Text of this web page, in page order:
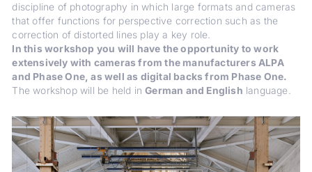
discipline of photography in which large formats and cameras
that offer functions for perspective correction such as the
correction of distorted lines play a key role.
In this workshop you will have the opportunity to work
extensively with cameras from the manufacturers ALPA
and Phase One, as well as digital backs from Phase One.
The workshop will be held inGerman and English language.